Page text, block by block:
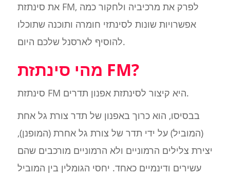
את סינתזת FM, לפרק את מרכיביה ולחקור כמה
אפשרויות שונות לסינתזי חומרה ותוכנה שתוכלו
להוסיף לארסנל שלכם היום.
מהי סינתזת FM?
סינתזת FM היא קיצור לסינתזת אפנון תדרים.
בבסיסו, הוא כרוך באפנון של תדר צורת גל אחת
(המוביל) על ידי תדר של צורת גל אחרת (המופנן),
יצירת צלילים הרמוניים ולא הרמוניים מורכבים שהם
עשירים ודינמיים כאחד. יחסי הגומלין בין המוביל